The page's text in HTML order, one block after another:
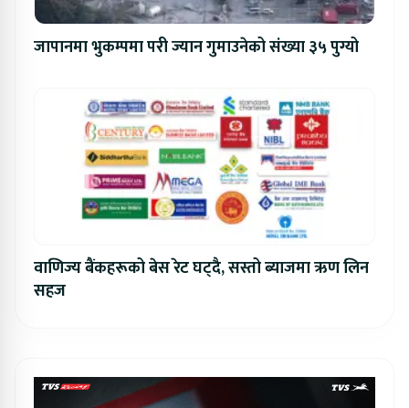
जापानमा भुकम्पमा परी ज्यान गुमाउनेको संख्या ३५ पुग्यो
वाणिज्य बैंकहरूको बेस रेट घट्दै, सस्तो ब्याजमा ऋण लिन
सहज